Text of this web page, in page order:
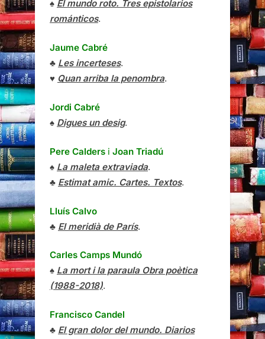
♠ El mundo roto. Tres epistolarios
románticos.
Jaume Cabré
♣ Les incerteses.
♥ Quan arriba la penombra.
Jordi Cabré
♠ Digues un desig.
Pere Calders i Joan Triadú
♠ La maleta extraviada.
♣ Estimat amic. Cartes. Textos.
Lluís Calvo
♣ El meridià de París.
Carles Camps Mundó
♠ La mort i la paraula Obra poètica
(1988-2018).
Francisco Candel
♣ El gran dolor del mundo. Diarios